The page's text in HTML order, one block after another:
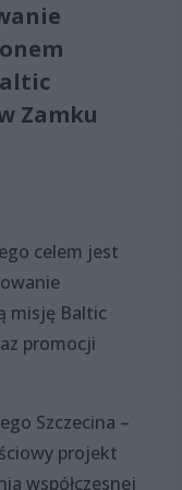
Zamku
celem jest
misję Baltic
promocji
Szczecina –
projekt
współczesnej